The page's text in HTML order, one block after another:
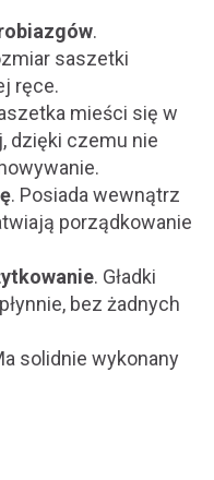
.
saszetki
ręce.
mieści się w
dzięki czemu nie
. Posiada wewnątrz
porządkowanie
. Gładki
bez żadnych
solidnie wykonany